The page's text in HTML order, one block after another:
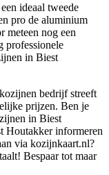
ideaal tweede
pro de aluminium
meteen nog een
professionele
in Biest
bedrijf streeft
prijzen. Ben je
in Biest
Houtakker informeren
via kozijnkaart.nl?
Bespaar tot maar